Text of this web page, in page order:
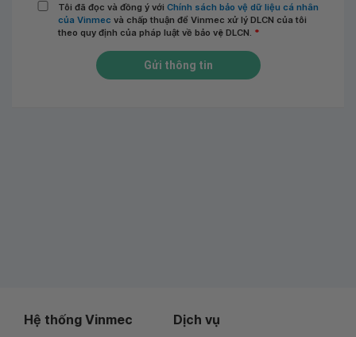
Tôi đã đọc và đồng ý với Chính sách bảo vệ dữ liệu cá nhân
của Vinmec và chấp thuận để Vinmec xử lý DLCN của tôi
theo quy định của pháp luật về bảo vệ DLCN. *
Gửi thông tin
Hệ thống Vinmec Dịch vụ